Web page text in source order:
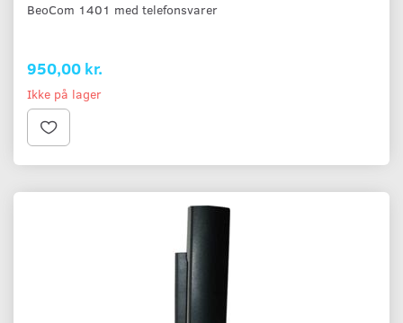
BeoCom 1401 med telefonsvarer
950,00 kr.
Ikke på lager